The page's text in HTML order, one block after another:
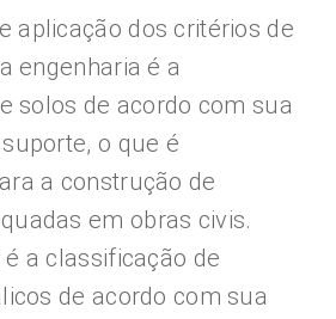
aplicação dos critérios de
engenharia é a
solos de acordo com sua
o que é
a construção de
em obras civis.
a classificação de
de acordo com sua